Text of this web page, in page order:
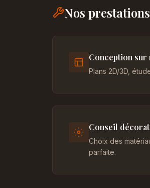
Nos
Conception sur
Plans 2D/3D,
Conseil
Choix des
parfaite.